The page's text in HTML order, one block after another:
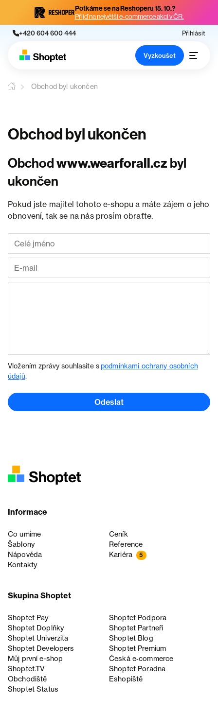
Potkáme se na Reshoperu 15. 10.?
Přijď na největší e-commerce akci v ČR.
+420 604 600 444 Přihlásit
Vyzkoušet
Obchod byl ukončen
Obchod byl ukončen
Obchodwww.wearforall.cz byl
ukončen
Pokud jste majitel tohoto e-shopu a máte zájem o jeho
obnovení, tak se na nás prosím obraťte.
Vložením zprávy souhlasíte spodmínkami ochrany osobních
údajů.
Odeslat
Informace
Co umíme
Ceník
Šablony
Reference
Nápověda
Kariéra 5
Kontakty
Skupina Shoptet
Shoptet Pay
Shoptet Podpora
Shoptet Doplňky
Shoptet Partneři
Shoptet Univerzita
Shoptet Blog
Shoptet Developers
Shoptet Premium
Můj první e-shop
Česká e‑commerce
Shoptet.TV
Shoptet Poradna
Obchodiště
Eshopiště
Shoptet Status